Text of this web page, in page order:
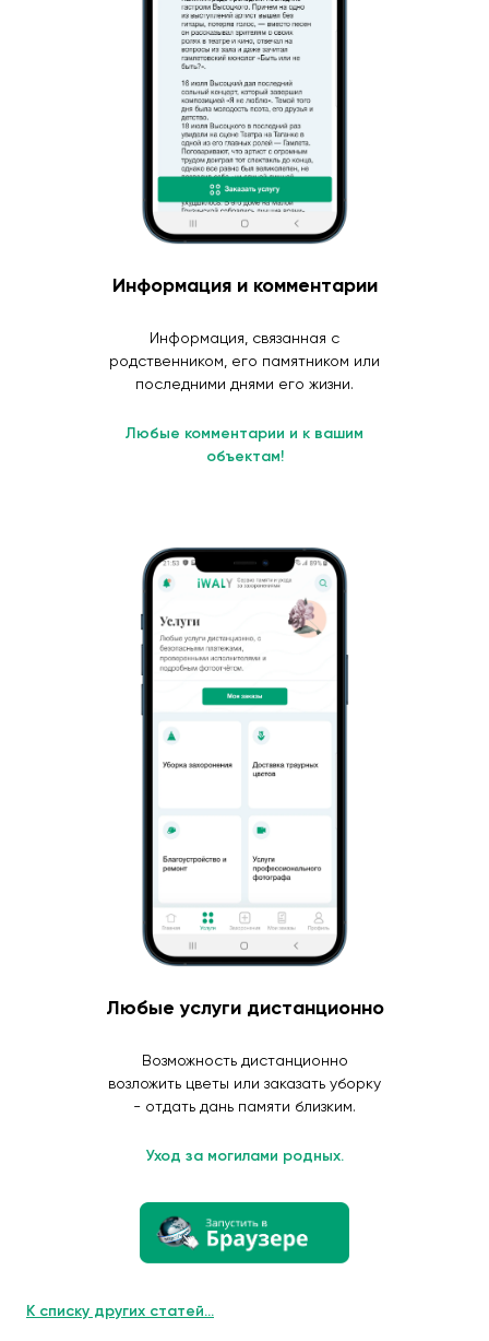
Информация и комментарии
Информация, связанная с
родственником, его памятником или
последними днями его жизни.
Любые комментарии и к вашим
объектам!
Любые услуги дистанционно
Возможность дистанционно
возложить цветы или заказать уборку
- отдать дань памяти близким.
Уход за могилами родных.
К списку других статей...